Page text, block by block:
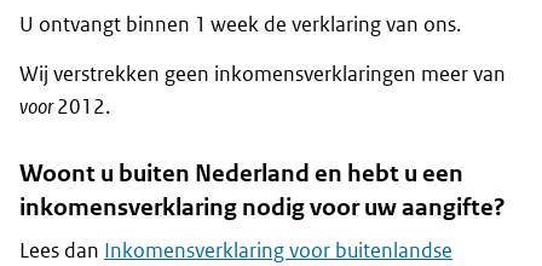
U ontvangt binnen 1 week de verklaring van ons.
Wij verstrekken geen inkomensverklaringen meer van
voor2012.
Woont u buiten Nederland en hebt u een
inkomensverklaring nodig voor uw aangifte?
Lees dan Inkomensverklaring voor buitenlandse